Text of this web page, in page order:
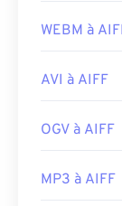
WEBM à
AVI à AIFF
OGV à AIFF
MP3 à AIFF